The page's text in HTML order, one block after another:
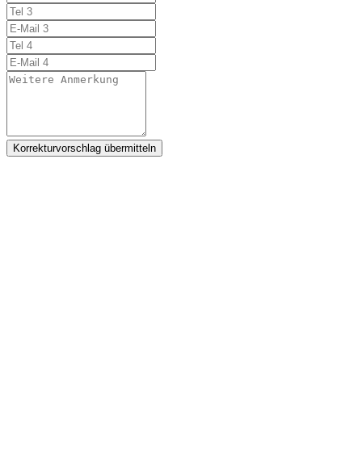
Korrekturvorschlag übermitteln